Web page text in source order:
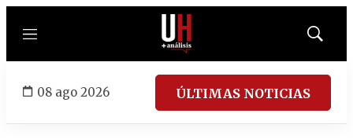
Menú
Mostrar
08 ago 2026 ÚLTIMAS NOTICIAS